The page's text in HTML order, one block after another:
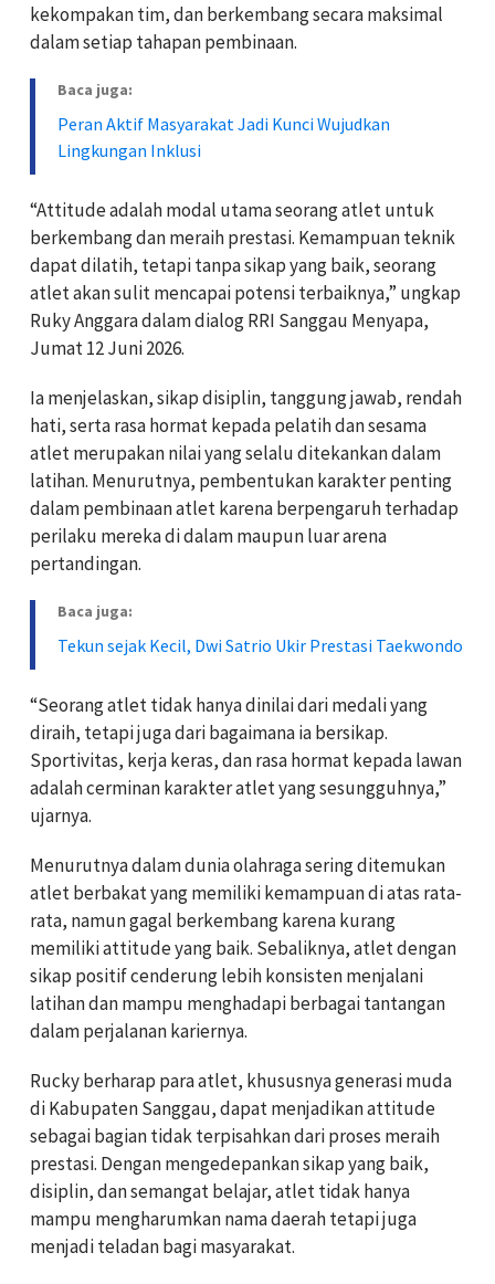
kekompakan tim, dan berkembang secara maksimal
dalam setiap tahapan pembinaan.
Baca juga:
Peran Aktif Masyarakat Jadi Kunci Wujudkan
Lingkungan Inklusi
“Attitude adalah modal utama seorang atlet untuk
berkembang dan meraih prestasi. Kemampuan teknik
dapat dilatih, tetapi tanpa sikap yang baik, seorang
atlet akan sulit mencapai potensi terbaiknya,” ungkap
Ruky Anggara dalam dialog RRI Sanggau Menyapa,
Jumat 12 Juni 2026.
Ia menjelaskan, sikap disiplin, tanggung jawab, rendah
hati, serta rasa hormat kepada pelatih dan sesama
atlet merupakan nilai yang selalu ditekankan dalam
latihan. Menurutnya, pembentukan karakter penting
dalam pembinaan atlet karena berpengaruh terhadap
perilaku mereka di dalam maupun luar arena
pertandingan.
Baca juga:
Tekun sejak Kecil, Dwi Satrio Ukir Prestasi Taekwondo
“Seorang atlet tidak hanya dinilai dari medali yang
diraih, tetapi juga dari bagaimana ia bersikap.
Sportivitas, kerja keras, dan rasa hormat kepada lawan
adalah cerminan karakter atlet yang sesungguhnya,”
ujarnya.
Menurutnya dalam dunia olahraga sering ditemukan
atlet berbakat yang memiliki kemampuan di atas rata-
rata, namun gagal berkembang karena kurang
memiliki attitude yang baik. Sebaliknya, atlet dengan
sikap positif cenderung lebih konsisten menjalani
latihan dan mampu menghadapi berbagai tantangan
dalam perjalanan kariernya.
Rucky berharap para atlet, khususnya generasi muda
di Kabupaten Sanggau, dapat menjadikan attitude
sebagai bagian tidak terpisahkan dari proses meraih
prestasi. Dengan mengedepankan sikap yang baik,
disiplin, dan semangat belajar, atlet tidak hanya
mampu mengharumkan nama daerah tetapi juga
menjadi teladan bagi masyarakat.